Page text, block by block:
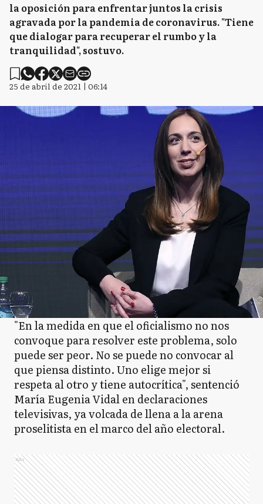
la oposición para enfrentar juntos la crisis
agravada por la pandemia de coronavirus. "Tiene
que dialogar para recuperar el rumbo y la
tranquilidad", sostuvo.
25 de abril de 2021 | 06:14
"En la medida en que el oficialismo no nos
convoque para resolver este problema, solo
puede ser peor. No se puede no convocar al
que piensa distinto. Uno elige mejor si
respeta al otro y tiene autocrítica", sentenció
María Eugenia Vidal en declaraciones
televisivas, ya volcada de llena a la arena
proselitista en el marco del año electoral.
Ads